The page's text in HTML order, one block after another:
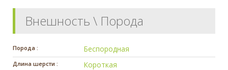
Внешность \ Порода
Порода : Беспородная
Длина шерсти : Короткая